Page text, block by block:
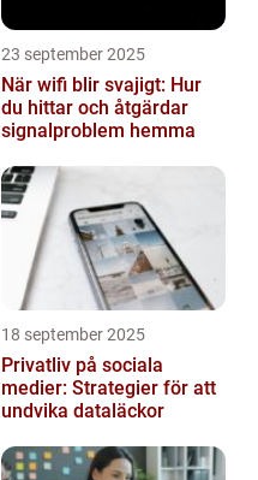
23 september 2025
När wifi blir svajigt: Hur
du hittar och åtgärdar
signalproblem hemma
18 september 2025
Privatliv på sociala
medier: Strategier för att
undvika dataläckor